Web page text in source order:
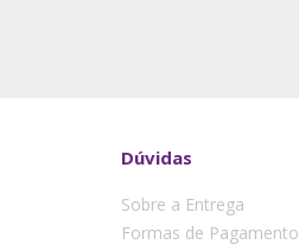
Dúvidas
Sobre a Entrega
Formas de Pagamento